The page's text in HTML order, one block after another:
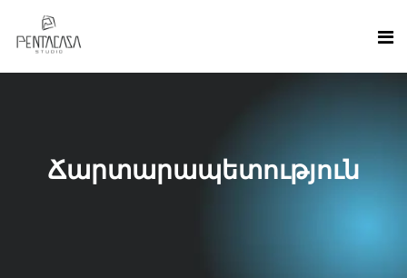
Ճարտարապետություն